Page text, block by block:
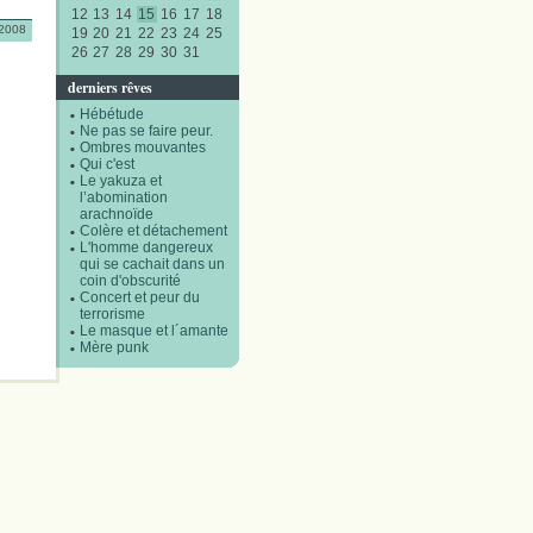
12 13 14 15 16 17 18
19 20 21 22 23 24 25
26 27 28 29 30 31
derniers rêves
Hébétude
Ne pas se faire peur.
Ombres mouvantes
Qui c'est
Le yakuza et
l’abomination
arachnoïde
Colère et détachement
L'homme dangereux
qui se cachait dans un
coin d'obscurité
Concert et peur du
terrorisme
Le masque et l´amante
Mère punk